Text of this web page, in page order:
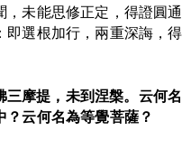
，未能思修正定，得證圓
即選根加行，兩重深誨，
三摩提，未到涅槃。云何
？云何名為等覺菩薩？